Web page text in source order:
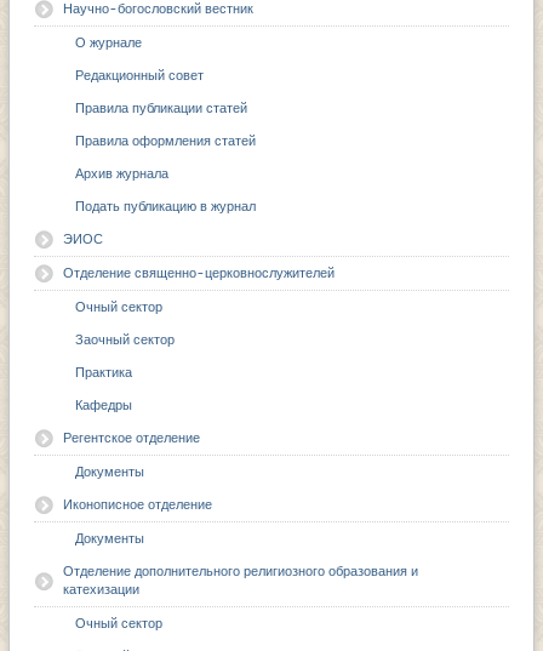
Научно-богословский вестник
О журнале
Редакционный совет
Правила публикации статей
Правила оформления статей
Архив журнала
Подать публикацию в журнал
ЭИОС
Отделение священно-церковнослужителей
Очный сектор
Заочный сектор
Практика
Кафедры
Регентское отделение
Документы
Иконописное отделение
Документы
Отделение дополнительного религиозного образования и
катехизации
Очный сектор